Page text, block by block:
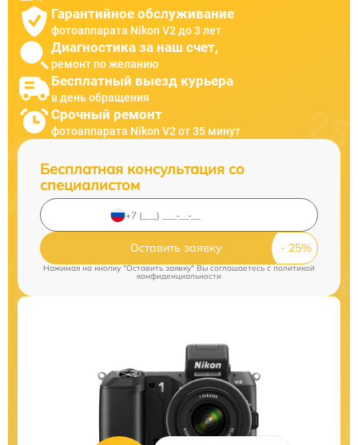
Гарантийное обслуживание
фотоаппарата Nikon V2 до 3 лет
Диагностика за наш счет,
ремонт по желанию
Бесплатный выезд курьера
в день обращения
Срочный ремонт
фотоаппарата Nikon V2 от 35 минут
Бесплатная консультация со
специалистом
Оставить заявку
Нажимая на кнопку "Оставить заявку" Вы соглашаетесь cполитикой
конфиденциальности